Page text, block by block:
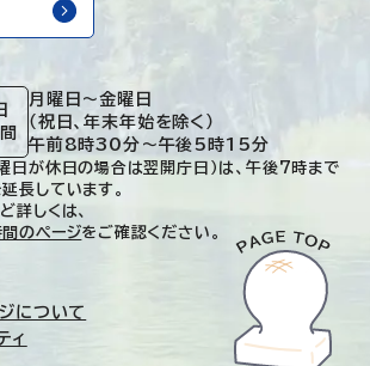
月曜日～金曜日
（祝日、年末年始を除く）
午前8時30分～午後5時15分
日が休日の場合は翌開庁日）は、午後7時まで
長しています。
詳しくは、
のページをご確認ください。
について
ィ